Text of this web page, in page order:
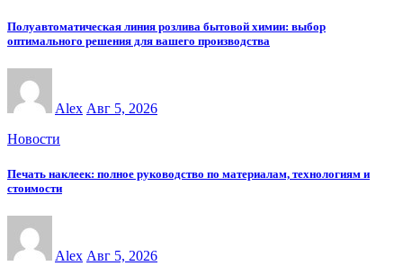
Полуавтоматическая линия розлива бытовой химии: выбор
оптимального решения для вашего производства
Alex Авг 5, 2026
Новости
Печать наклеек: полное руководство по материалам, технологиям и
стоимости
Alex Авг 5, 2026